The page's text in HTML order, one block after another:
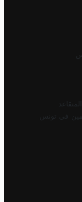
في تونس